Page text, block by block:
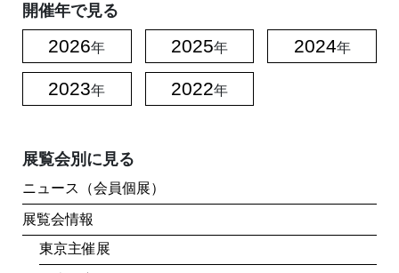
開催年で見る
2026年 2025年 2024年
2023年 2022年
展覧会別に見る
ニュース（会員個展）
展覧会情報
東京主催展